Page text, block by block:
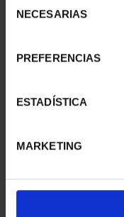
NECESARIAS
PREFERENCIAS
ESTADÍSTICA
MARKETING
PROVINCIA 1
Sólo para usuarios